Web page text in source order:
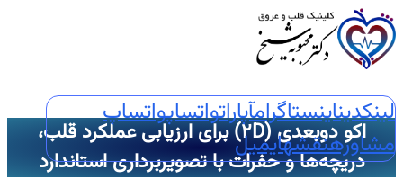
لینکدیناینستاگرامآپاراتواتساپواتساپ
مشاورهنقشهایمیلاکو دوبعدی (2D) برای ارزیابی عملکرد قلب،
دریچه‌ها و حفرات با تصویربرداری استاندارد